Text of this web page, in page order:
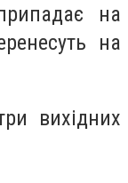
на
на
вихідних